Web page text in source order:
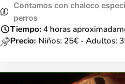
Contamos con chaleco
perros
Tiempo:4 horas
Precio: Niños: 25€ - Adultos: